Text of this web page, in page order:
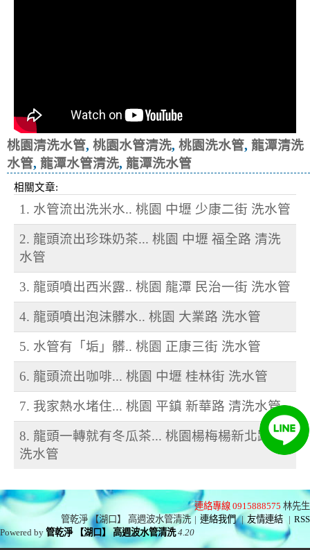
桃園清洗水管, 桃園水管清洗, 桃園洗水管, 龍潭清洗
水管, 龍潭水管清洗, 龍潭洗水管
相關文章:
1. 水管流出洗米水.. 桃園 中壢 少康二街 洗水管
2. 龍頭流出珍珠奶茶... 桃園 中壢 福全路 清洗
水管
3. 龍頭噴出西米露.. 桃園 龍潭 民治一街 洗水管
4. 龍頭噴出泡沫髒水.. 桃園 大業路 洗水管
5. 水管有「垢」髒.. 桃園 正康三街 洗水管
6. 龍頭流出咖啡... 桃園 中壢 桂林街 洗水管
7. 我家熱水堵住... 桃園 平鎮 新華路 清洗水管
8. 龍頭一轉就有冬瓜茶... 桃園楊梅楊新北路 清
洗水管
連絡專線 0915888575 林先生
管乾淨 【湖口】 高週波水管清洗 | 連絡我們 | 友情連結 | RSS
Powered by管乾淨 【湖口】 高週波水管清洗 4.20